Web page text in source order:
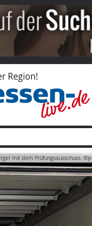
mit dem Prüfungsausschuss.